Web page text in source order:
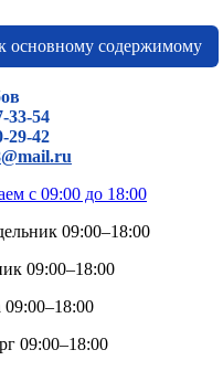
основному содержимому
33-54
29-42
с 09:00 до 18:00
09:00–18:00
09:00–18:00
09:00–18:00
09:00–18:00